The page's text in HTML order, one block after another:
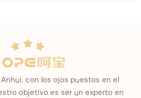
con los ojos puestos en el
objetivo es ser un experto en